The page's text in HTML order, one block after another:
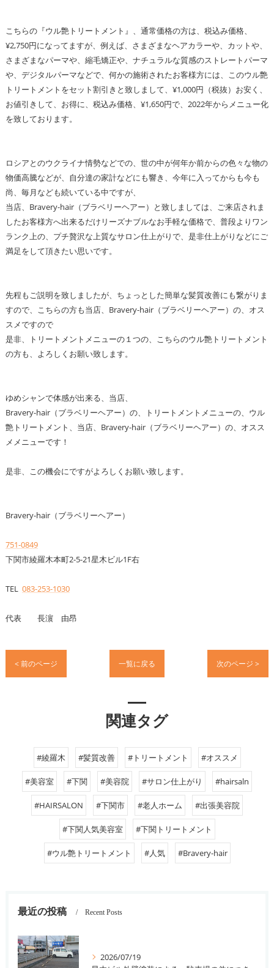
こちらの『ウル艶トリートメント』、通常価格の方は、税込み価格、
¥2,750円になってますが、例えば、さまざまなヘアカラーや、カットや、
さまざまなパーマや、縮毛矯正や、ナチュラルな質感のストレートパーマ
や、デジタルパーマなどで、何かの施術されたお客様方には、このウル艶
トリートメントをセット割引きと致しまして、¥1,000円（税抜）お安く、
お値引きして、お得に、税込み価格、¥1,650円で、2022年からメニュー化
を致しております。
ロシアとのウクライナ情勢などでの、世の中が何年か前からの色々な物の
物価高騰などが、自分達の家計などにも響き、今年に入ってからも今も
尚、毎月なども続いている中ですが、
当店、Bravery-hair（ブラベリーヘアー）と致しましては、ご来店されま
したお客様方へ出来るだけリーズナブルなお手軽な価格で、普段よりワン
ランク上の、プチ贅沢な上質なサロン仕上がりで、是非仕上がりなどにご
満足をして頂きたい思いです。
先程もご説明を致しましたが、ちょっとした簡単な髪質改善にも繋がりま
すので、こちらの方も当店、Bravery-hair（ブラベリーヘアー）の、オス
スメですので
是非、トリートメントメニューの１つの、こちらのウル艶トリートメント
の方も、よろしくお願い致します。
ゆめシャンで体感が出来る、当店、
Bravery-hair（ブラベリーヘアー）の、トリートメントメニューの、ウル
艶トリートメント、当店、Bravery-hair（ブラベリーヘアー）の、オスス
メメニューです！
是非、この機会にですがよろしくお願い致します。
Bravery-hair（ブラベリーヘアー）
751-0849
下関市綾羅木本町2-5-21星木ビル1F右
TEL 083-253-1030
代表 長濵 由昂
< 前のページ 一覧に戻る 次のページ >
関連タグ
#綾羅木 #髪質改善 #トリートメント #オススメ
#美容室 #下関 #美容院 #サロン仕上がり #hairsaln
#HAIRSALON #下関市 #老人ホーム #出張美容院
#下関人気美容室 #下関トリートメント
#ウル艶トリートメント #人気 #Bravery-hair
最近の投稿 Recent Posts
2026/07/19